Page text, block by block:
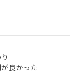
良かった